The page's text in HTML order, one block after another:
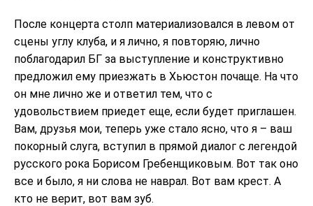
После концерта столп материализовался в левом от
сцены углу клуба, и я лично, я повторяю, лично
поблагодарил БГ за выступление и конструктивно
предложил ему приезжать в Хьюстон почаще. На что
он мне лично же и ответил тем, что с
удовольствием приедет еще, если будет приглашен.
Вам, друзья мои, теперь уже стало ясно, что я – ваш
покорный слуга, вступил в прямой диалог с легендой
русского рока Борисом Гребенщиковым. Вот так оно
все и было, я ни слова не наврал. Вот вам крест. А
кто не верит, вот вам зуб.